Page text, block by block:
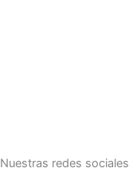
Nuestras redes sociales